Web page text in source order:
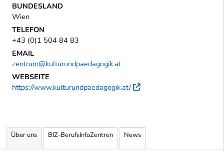
BUNDESLAND
Wien
TELEFON
+43 (0)1 504 84 83
EMAIL
zentrum@kulturundpaedagogik.at
WEBSEITE
https://www.kulturundpaedagogik.at/
Externer Link
Über uns BIZ-BerufsInfoZentren News